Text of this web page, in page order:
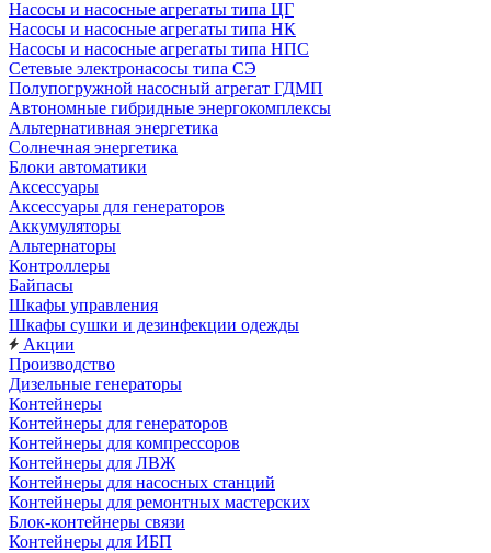
Насосы и насосные агрегаты типа ЦГ
Насосы и насосные агрегаты типа НК
Насосы и насосные агрегаты типа НПС
Сетевые электронасосы типа СЭ
Полупогружной насосный агрегат ГДМП
Автономные гибридные энергокомплексы
Альтернативная энергетика
Солнечная энергетика
Блоки автоматики
Аксессуары
Аксессуары для генераторов
Аккумуляторы
Альтернаторы
Контроллеры
Байпасы
Шкафы управления
Шкафы сушки и дезинфекции одежды
Акции
Производство
Дизельные генераторы
Контейнеры
Контейнеры для генераторов
Контейнеры для компрессоров
Контейнеры для ЛВЖ
Контейнеры для насосных станций
Контейнеры для ремонтных мастерских
Блок-контейнеры связи
Контейнеры для ИБП